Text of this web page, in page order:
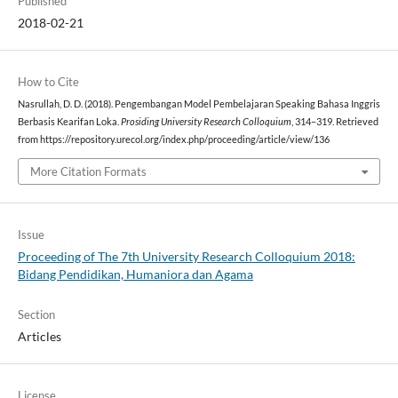
2018-02-21
How to Cite
Nasrullah, D. D. (2018). Pengembangan Model Pembelajaran Speaking Bahasa Inggris
Berbasis Kearifan Loka.Prosiding University Research Colloquium, 314–319. Retrieved
from https://repository.urecol.org/index.php/proceeding/article/view/136
More Citation Formats
Issue
Proceeding of The 7th University Research Colloquium 2018:
Bidang Pendidikan, Humaniora dan Agama
Section
Articles